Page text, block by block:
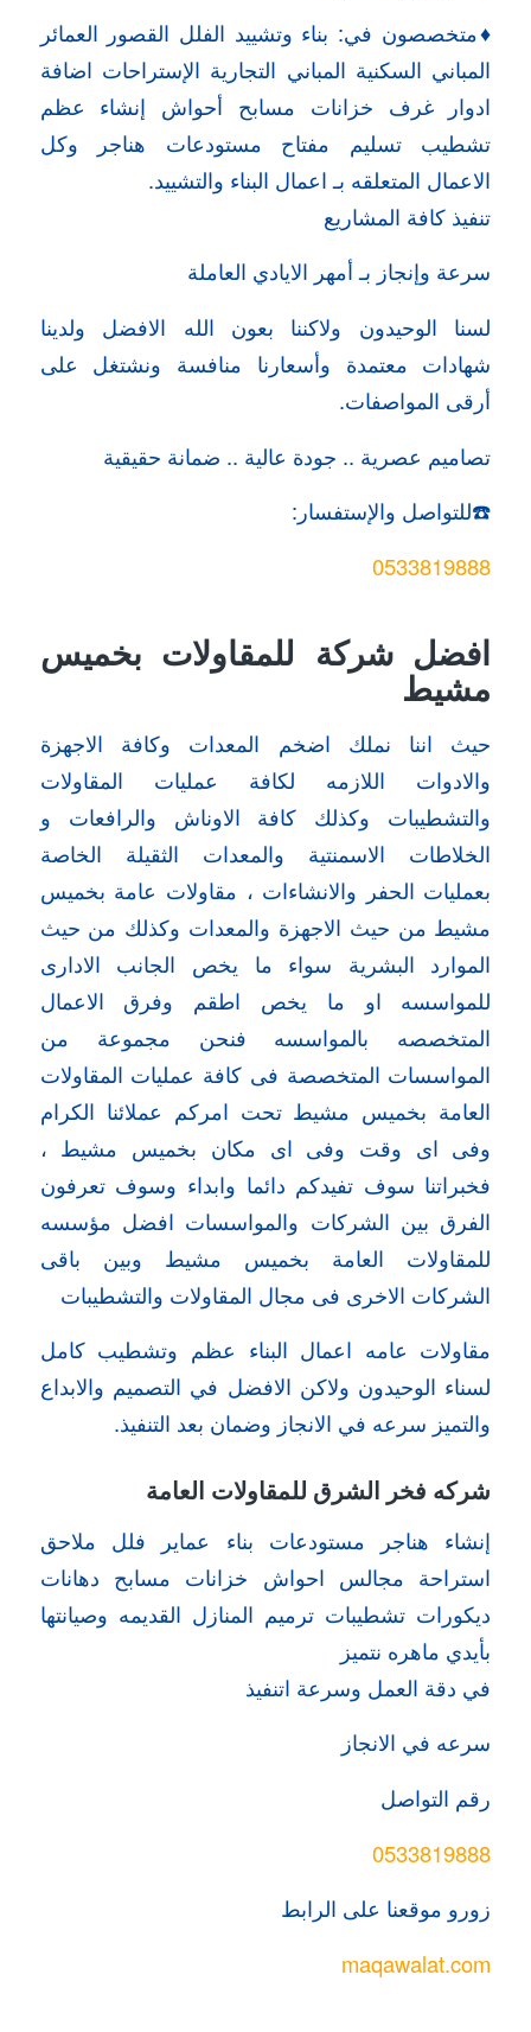
♦️متخصصون في: بناء وتشييد الفلل القصور العمائر
المباني السكنية المباني التجارية الإستراحات اضافة
ادوار غرف خزانات مسابح أحواش إنشاء عظم
تشطيب تسليم مفتاح مستودعات هناجر وكل
الاعمال المتعلقه بـ اعمال البناء والتشييد.
تنفيذ كافة المشاريع
سرعة وإنجاز بـ أمهر الايادي العاملة
لسنا الوحيدون ولاكننا بعون الله الافضل ولدينا
شهادات معتمدة وأسعارنا منافسة ونشتغل على
أرقى المواصفات.
تصاميم عصرية .. جودة عالية .. ضمانة حقيقية
☎️للتواصل والإستفسار:
0533819888
افضل شركة للمقاولات بخميس
مشيط
حيث اننا نملك اضخم المعدات وكافة الاجهزة
والادوات اللازمه لكافة عمليات المقاولات
والتشطيبات وكذلك كافة الاوناش والرافعات و
الخلاطات الاسمنتية والمعدات الثقيلة الخاصة
بعمليات الحفر والانشاءات ، مقاولات عامة بخميس
مشيط من حيث الاجهزة والمعدات وكذلك من حيث
الموارد البشرية سواء ما يخص الجانب الادارى
للمواسسه او ما يخص اطقم وفرق الاعمال
المتخصصه بالمواسسه فنحن مجموعة من
المواسسات المتخصصة فى كافة عمليات المقاولات
العامة بخميس مشيط تحت امركم عملائنا الكرام
وفى اى وقت وفى اى مكان بخميس مشيط ،
فخبراتنا سوف تفيدكم دائما وابداء وسوف تعرفون
الفرق بين الشركات والمواسسات افضل مؤسسه
للمقاولات العامة بخميس مشيط وبين باقى
الشركات الاخرى فى مجال المقاولات والتشطيبات
مقاولات عامه اعمال البناء عظم وتشطيب كامل
لسناء الوحيدون ولاكن الافضل في التصميم والابداع
والتميز سرعه في الانجاز وضمان بعد التنفيذ.
شركه فخر الشرق للمقاولات العامة
إنشاء هناجر مستودعات بناء عماير فلل ملاحق
استراحة مجالس احواش خزانات مسابح دهانات
ديكورات تشطيبات ترميم المنازل القديمه وصيانتها
بأيدي ماهره نتميز
في دقة العمل وسرعة اتنفيذ
سرعه في الانجاز
رقم التواصل
0533819888
زورو موقعنا على الرابط
maqawalat.com